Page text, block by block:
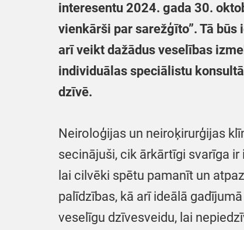
interesentu 2024. gada 30.
vienkārši par sarežģīto”. Tā
arī veikt dažādus veselības
individuālas speciālistu
dzīvē.
Neiroloģijas un neiroķirurģijas
secinājuši, cik ārkārtīgi svarīga
lai cilvēki spētu pamanīt un
palīdzības, kā arī ideālā
veselīgu dzīvesveidu, lai